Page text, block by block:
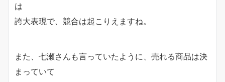
は
誇大表現で、競合は起こりえますね。
また、七瀬さんも言っていたように、売れる商品は決
まっていて